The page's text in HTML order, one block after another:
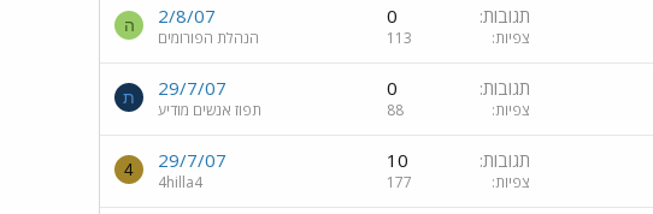
תגובות 0
צפיות 113
2/8/07
הנהלת הפורומים
ה
תגובות 0
צפיות 88
29/7/07
תפוז אנשים מודיע
ת
תגובות 10
צפיות 177
29/7/07
4hilla4
4